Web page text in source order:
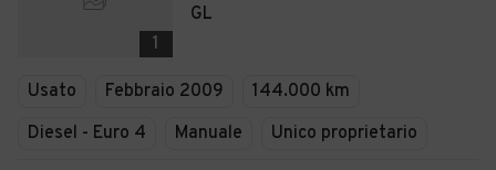
1
GL
Usato Febbraio 2009
144.000 km
Diesel - Euro 4
Manuale Unico proprietario